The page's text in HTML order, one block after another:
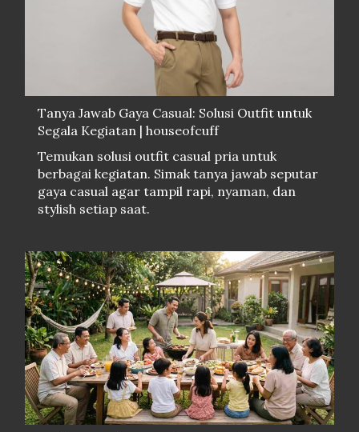
Tanya Jawab Gaya Casual: Solusi Outfit untuk
Segala Kegiatan | houseofcuff
Temukan solusi outfit casual pria untuk
berbagai kegiatan. Simak tanya jawab seputar
gaya casual agar tampil rapi, nyaman, dan
stylish setiap saat.